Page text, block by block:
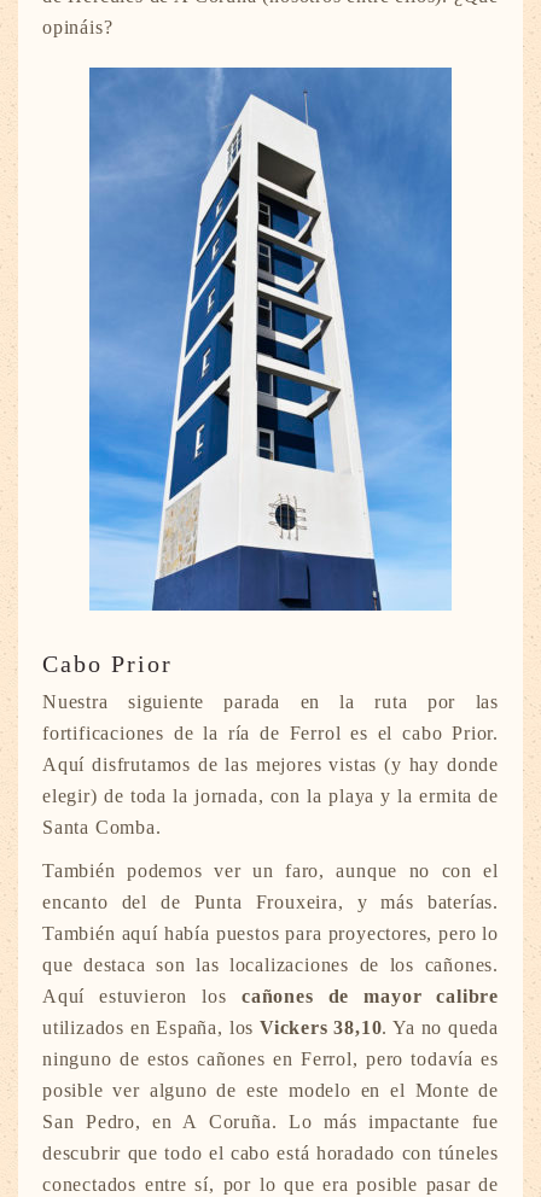
opináis?
Cabo Prior
Nuestra siguiente parada en la ruta por las
fortificaciones de la ría de Ferrol es el cabo Prior.
Aquí disfrutamos de las mejores vistas (y hay donde
elegir) de toda la jornada, con la playa y la ermita de
Santa Comba.
También podemos ver un faro, aunque no con el
encanto del de Punta Frouxeira, y más baterías.
También aquí había puestos para proyectores, pero lo
que destaca son las localizaciones de los cañones.
Aquí estuvieron los cañones de mayor calibre
utilizados en España, los Vickers 38,10. Ya no queda
ninguno de estos cañones en Ferrol, pero todavía es
posible ver alguno de este modelo en el Monte de
San Pedro, en A Coruña. Lo más impactante fue
descubrir que todo el cabo está horadado con túneles
conectados entre sí, por lo que era posible pasar de